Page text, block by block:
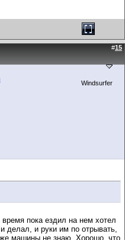
#15
Windsurfer
пока ездил на нем хотел
делал, и руки им по отрывать,
машины не знаю. Хорошо, что